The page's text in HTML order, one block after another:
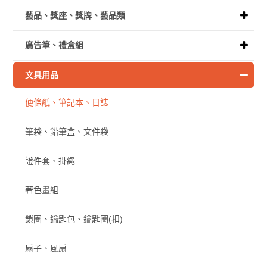
藝品、獎座、獎牌、藝品類
廣告筆、禮盒組
文具用品
便條紙、筆記本、日誌
筆袋、鉛筆盒、文件袋
證件套、掛繩
著色畫組
鎖圈、鑰匙包、鑰匙圈(扣)
扇子、風扇